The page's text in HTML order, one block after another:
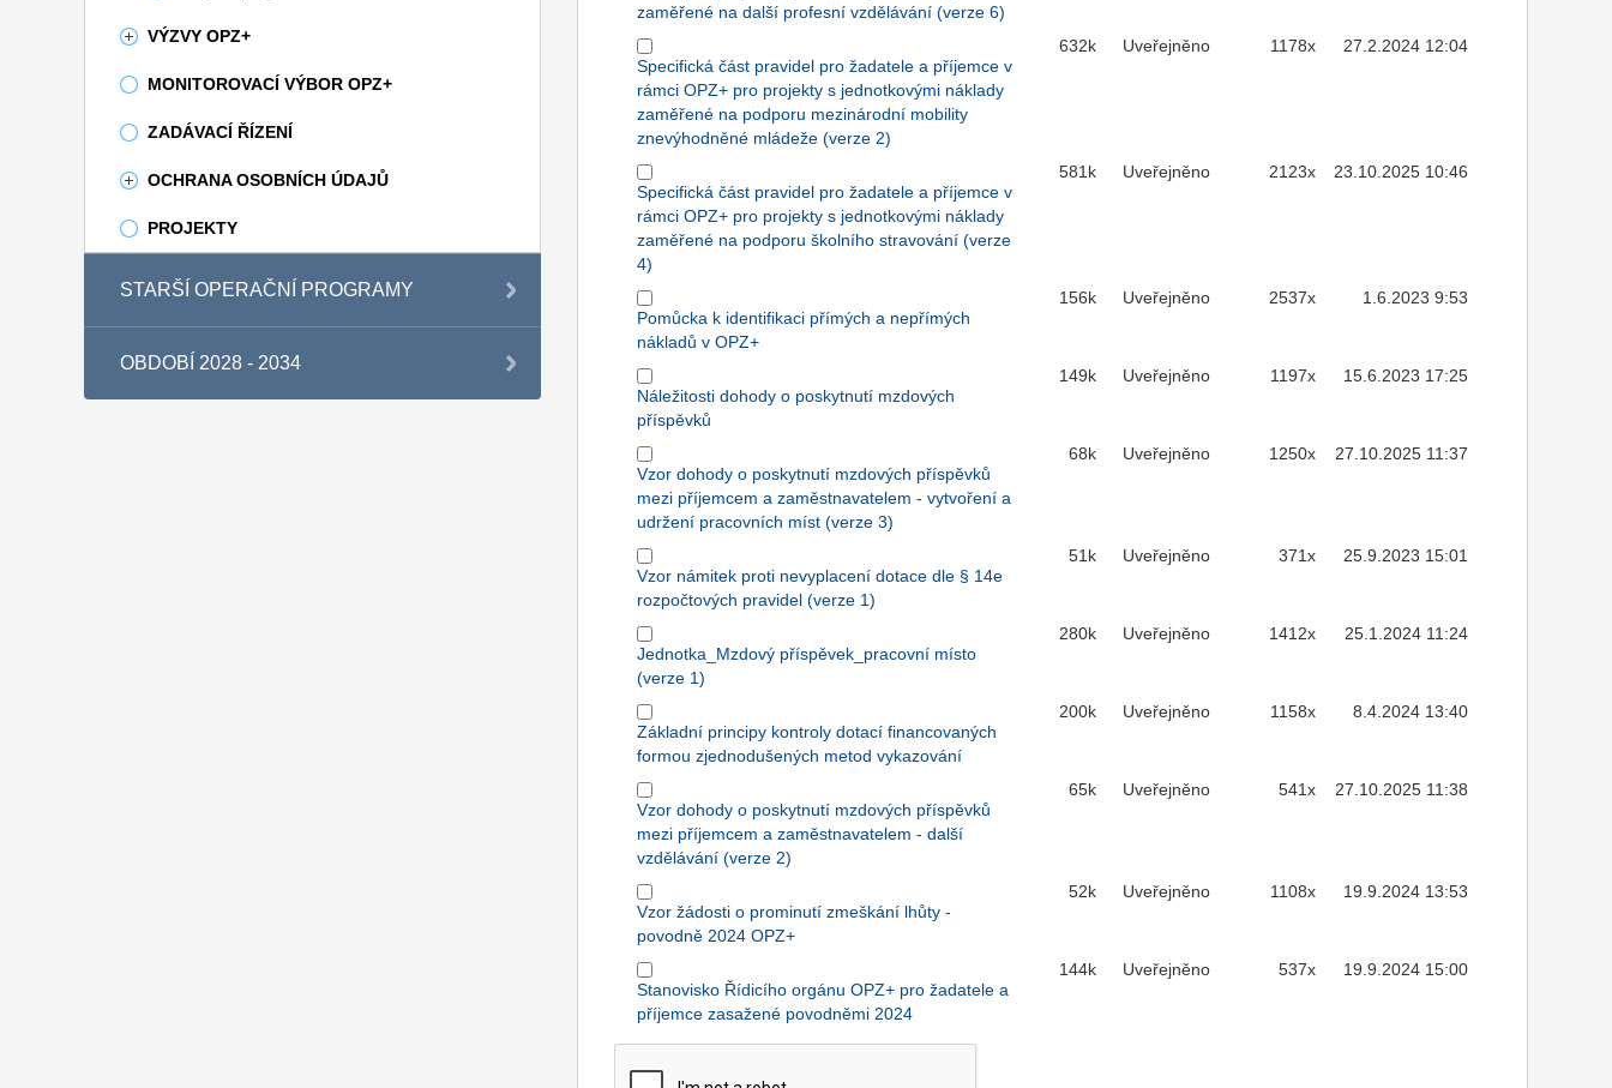
VÝZVY OPZ+
MONITOROVACÍ VÝBOR OPZ+
ZADÁVACÍ ŘÍZENÍ
OCHRANA OSOBNÍCH ÚDAJŮ
PROJEKTY
STARŠÍ OPERAČNÍ PROGRAMY
OBDOBÍ 2028 - 2034
zaměřené na další profesní vzdělávání (verze 6)
Specifická část pravidel pro žadatele a příjemce v
rámci OPZ+ pro projekty s jednotkovými náklady
zaměřené na podporu mezinárodní mobility
znevýhodněné mládeže (verze 2)
632k Uveřejněno 1178x 27.2.2024 12:04
Specifická část pravidel pro žadatele a příjemce v
rámci OPZ+ pro projekty s jednotkovými náklady
zaměřené na podporu školního stravování (verze
4)
581k Uveřejněno 2123x 23.10.2025 10:46
Pomůcka k identifikaci přímých a nepřímých
nákladů v OPZ+
156k Uveřejněno 2537x 1.6.2023 9:53
Náležitosti dohody o poskytnutí mzdových
příspěvků
149k Uveřejněno 1197x 15.6.2023 17:25
Vzor dohody o poskytnutí mzdových příspěvků
mezi příjemcem a zaměstnavatelem - vytvoření a
udržení pracovních míst (verze 3)
68k Uveřejněno 1250x 27.10.2025 11:37
Vzor námitek proti nevyplacení dotace dle § 14e
rozpočtových pravidel (verze 1)
51k Uveřejněno 371x 25.9.2023 15:01
Jednotka_Mzdový příspěvek_pracovní místo
(verze 1)
280k Uveřejněno 1412x 25.1.2024 11:24
Základní principy kontroly dotací financovaných
formou zjednodušených metod vykazování
200k Uveřejněno 1158x 8.4.2024 13:40
Vzor dohody o poskytnutí mzdových příspěvků
mezi příjemcem a zaměstnavatelem - další
vzdělávání (verze 2)
65k Uveřejněno 541x 27.10.2025 11:38
Vzor žádosti o prominutí zmeškání lhůty -
povodně 2024 OPZ+
52k Uveřejněno 1108x 19.9.2024 13:53
Stanovisko Řídicího orgánu OPZ+ pro žadatele a
příjemce zasažené povodněmi 2024
144k Uveřejněno 537x 19.9.2024 15:00